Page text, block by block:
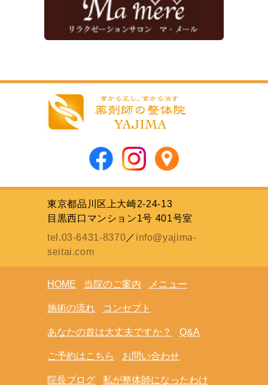
東京都品川区上大崎2-24-13
目黒西口マンション1号 401号室
tel.03-6431-8370／ info@yajima-
seitai.com
HOME 当院のご案内 メニュー
施術の流れ コンセプト
あなたの首は大丈夫ですか？ Q&A
ご予約はこちら お問い合わせ
院長ブログ 私が整体師になったわけ